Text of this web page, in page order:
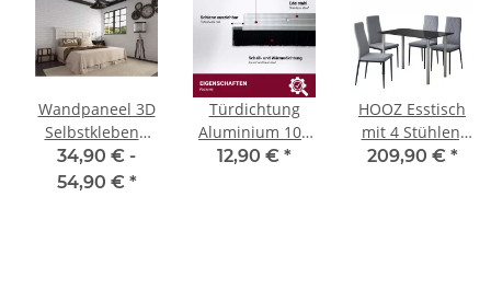
Wandpaneel 3D
Selbstklebend
Wandverkleidung
Ziegel-,
34,90 € -
54,90 € *
Türdichtung
Aluminium 100
cm (kürzbar)
12,90 € *
HOOZ Esstisch
mit 4 Stühlen,
Rechteckig
209,90 € *